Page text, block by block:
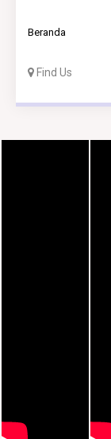
Beranda
Find Us